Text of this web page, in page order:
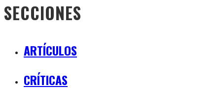
SECCIONES
ARTÍCULOS
CRÍTICAS